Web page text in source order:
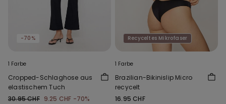
-70%
1 Farbe
Cropped-Schlaghose aus
elastischem Tuch
30.95 CHF 9.25 CHF -70%
Recyceltes Mikrofaser
1 Farbe
Brazilian-Bikinislip Micro
recycelt
16.95 CHF